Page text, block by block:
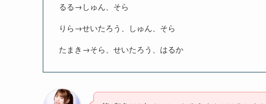
るる→しゅん、そら
りら→せいたろう、しゅん、そら
たまき→そら、せいたろう、はるか